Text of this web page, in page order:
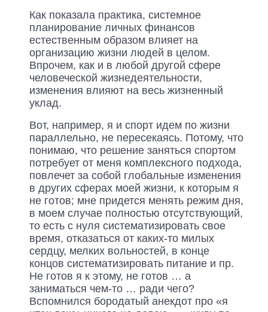
Как показала практика, системное
планирование личных финансов
естественным образом влияет на
организацию жизни людей в целом.
Впрочем, как и в любой другой сфере
человеческой жизнедеятельности,
изменения влияют на весь жизненный
уклад.
Вот, например, я и спорт идем по жизни
параллельно, не пересекаясь. Потому, что
понимаю, что решение заняться спортом
потребует от меня комплексного подхода,
повлечет за собой глобальные изменения
в других сферах моей жизни, к которым я
не готов; мне придется менять режим дня,
в моем случае полностью отсутствующий,
то есть с нуля систематизировать свое
время, отказаться от каких-то милых
сердцу, мелких вольностей, в конце
концов систематизировать питание и пр.
Не готов я к этому, не готов … а
заниматься чем-то … ради чего?
Вспомнился бородатый анекдот про «я